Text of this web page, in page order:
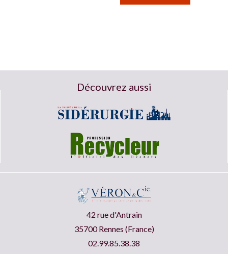
Découvrez aussi
42 rue d'Antrain
35700 Rennes (France)
02.99.85.38.38